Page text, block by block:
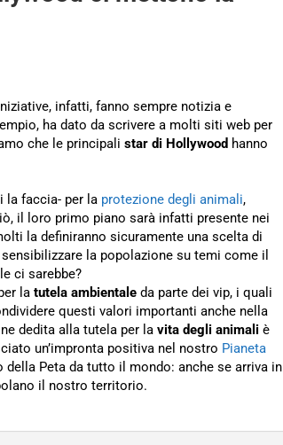
infatti, fanno sempre notizia e
ha dato da scrivere a molti siti web per
che le principali star di Hollywood hanno
la faccia- per la protezione degli animali,
il loro primo piano sarà infatti presente nei
la definiranno sicuramente una scelta di
la popolazione su temi come il
ci sarebbe?
la tutela ambientale da parte dei vip, i quali
questi valori importanti anche nella
dedita alla tutela per la vita degli animali è
un’impronta positiva nel nostro Pianeta
Peta da tutto il mondo: anche se arriva in
il nostro territorio.